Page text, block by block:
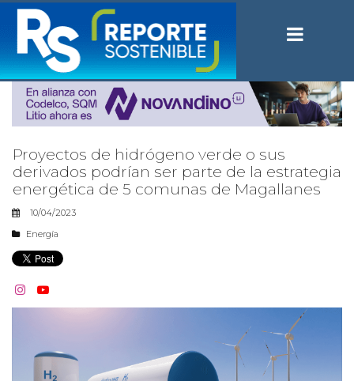
Proyectos de hidrógeno verde o sus
derivados podrían ser parte de la estrategia
energética de 5 comunas de Magallanes
10/04/2023
Energía
 